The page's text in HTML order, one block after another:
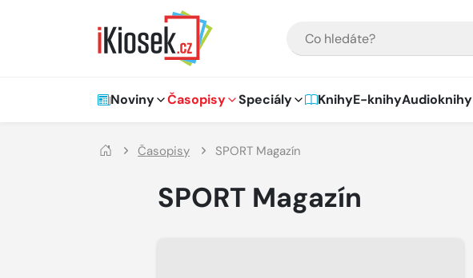
Hlavní navigace
Noviny Časopisy Speciály KnihyE-knihyAudioknihy
Časopisy SPORT Magazín
SPORT Magazín